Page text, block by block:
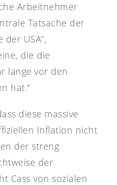
Arbeitnehmer
Tatsache der
USA“,
die die
lange vor den
hat.“
diese massive
Inflation nicht
der streng
der
Cass von sozialen